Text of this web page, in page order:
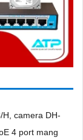
H, camera DH-
4 port mang